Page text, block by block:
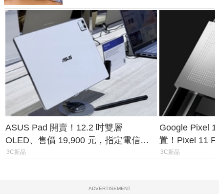
ASUS Pad 開賣！12.2 吋雙層
OLED、售價 19,900 元，指定電信資
費最低 0 元入手
3C新品
Google Pixel
置！Pixel 11
1.6%
3C新品
ADVERTISEMENT